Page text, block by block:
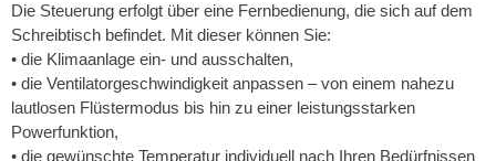
Die Steuerung erfolgt über eine Fernbedienung, die sich auf dem
Schreibtisch befindet. Mit dieser können Sie:
• die Klimaanlage ein- und ausschalten,
• die Ventilatorgeschwindigkeit anpassen – von einem nahezu
lautlosen Flüstermodus bis hin zu einer leistungsstarken
Powerfunktion,
• die gewünschte Temperatur individuell nach Ihren Bedürfnissen